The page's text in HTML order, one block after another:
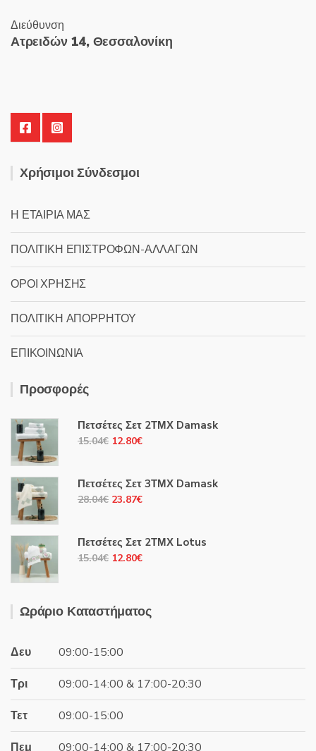
Διεύθυνση
Ατρειδών 14, Θεσσαλονίκη
Χρήσιμοι Σύνδεσμοι
Η ΕΤΑΙΡΙΑ ΜΑΣ
ΠΟΛΙΤΙΚΗ ΕΠΙΣΤΡΟΦΩΝ-ΑΛΛΑΓΩΝ
ΟΡΟΙ ΧΡΗΣΗΣ
ΠΟΛΙΤΙΚΗ ΑΠΟΡΡΗΤΟΥ
ΕΠΙΚΟΙΝΩΝΙΑ
Προσφορές
Πετσέτες Σετ 2ΤΜΧ Damask
15.04€ Original
15.04€.
12.80€Η
είναι:
12.80€.
Πετσέτες Σετ 3ΤΜΧ Damask
28.04€ Original
28.04€.
23.87€Η
είναι:
23.87€.
Πετσέτες Σετ 2ΤΜΧ Lotus
15.04€ Original
15.04€.
12.80€Η
είναι:
Ωράριο Καταστήματος
Δευ 09:00-15:00
Τρι 09:00-14:00 & 17:00-20:30
Τετ 09:00-15:00
Πεμ 09:00-14:00 & 17:00-20:30